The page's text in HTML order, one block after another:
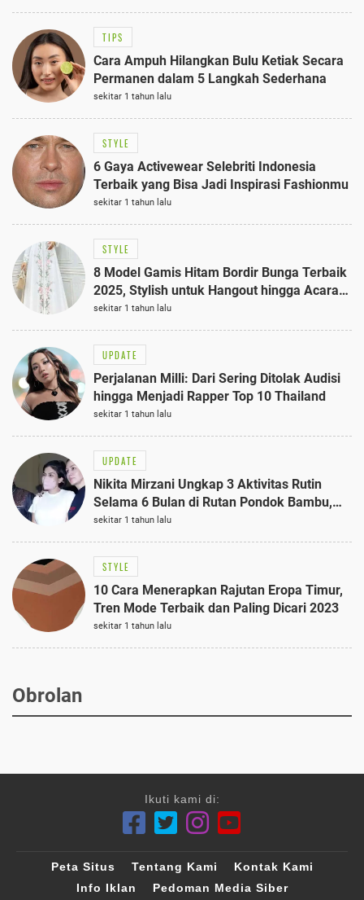
TIPS
Cara Ampuh Hilangkan Bulu Ketiak Secara
Permanen dalam 5 Langkah Sederhana
sekitar 1 tahun lalu
STYLE
6 Gaya Activewear Selebriti Indonesia
Terbaik yang Bisa Jadi Inspirasi Fashionmu
sekitar 1 tahun lalu
STYLE
8 Model Gamis Hitam Bordir Bunga Terbaik
2025, Stylish untuk Hangout hingga Acara
Semi-Formal
sekitar 1 tahun lalu
UPDATE
Perjalanan Milli: Dari Sering Ditolak Audisi
hingga Menjadi Rapper Top 10 Thailand
sekitar 1 tahun lalu
UPDATE
Nikita Mirzani Ungkap 3 Aktivitas Rutin
Selama 6 Bulan di Rutan Pondok Bambu,
Terungkap!
sekitar 1 tahun lalu
STYLE
10 Cara Menerapkan Rajutan Eropa Timur,
Tren Mode Terbaik dan Paling Dicari 2023
sekitar 1 tahun lalu
Obrolan
Ikuti kami di:
Peta Situs Tentang Kami
Kontak Kami
Info Iklan
Pedoman Media Siber